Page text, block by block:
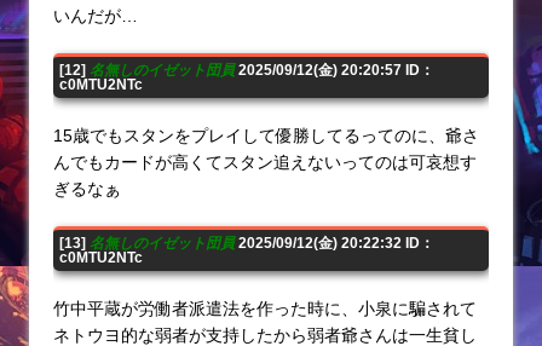
いんだが…
[12] 名無しのイゼット団員2025/09/12(金) 20:20:57 ID：
c0MTU2NTc
15歳でもスタンをプレイして優勝してるってのに、爺さ
んでもカードが高くてスタン追えないってのは可哀想す
ぎるなぁ
[13] 名無しのイゼット団員2025/09/12(金) 20:22:32 ID：
c0MTU2NTc
竹中平蔵が労働者派遣法を作った時に、小泉に騙されて
ネトウヨ的な弱者が支持したから弱者爺さんは一生貧し